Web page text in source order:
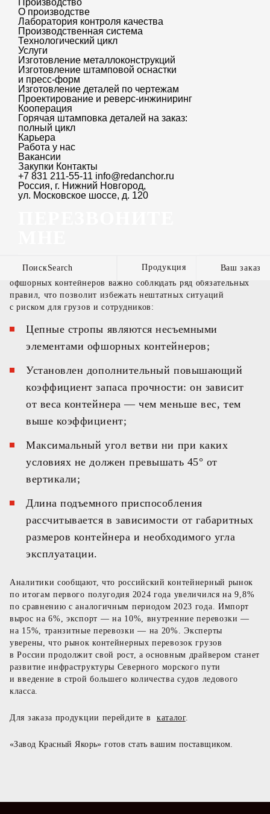
Производство
О производстве
Лаборатория контроля качества
Производственная система
Технологический цикл
Услуги
Изготовление металлоконструкций
Изготовление штамповой оснастки
и пресс-форм
Изготовление деталей по чертежам
Проектирование и реверс-инжиниринг
Кооперация
Горячая штамповка деталей на заказ:
полный цикл
Карьера
Работа у нас
Вакансии
Закупки Контакты
+7 831 211-55-11 info@redanchor.ru
Россия, г. Нижний Новгород,
ул. Московское шоссе, д. 120
Search Продукция
Якорные цепи
и комплектующие
Ваш заказ
заказчиков:
2-ветвевое — работает в паре с идентичным
изделием в качестве 4-ветвевого подъемного
приспособления;
4-ветвевое— используется только как
самостоятельное подъемное приспособление
на любых офшорных контейнерах
и оборудовании, требующем перетарки
в море;
4-ветвевое с центральной ветвью —
используется только как самостоятельное
Кроме этого, при эксплуатации цепных стропов для
офшорных контейнеров важно соблюдать ряд обязательных
правил, что позволит избежать нештатных ситуаций
с риском для грузов и сотрудников:
Цепные стропы являются несъемными
элементами офшорных контейнеров;
Установлен дополнительный повышающий
коэффициент запаса прочности: он зависит
от веса контейнера — чем меньше вес, тем
выше коэффициент;
Максимальный угол ветви ни при каких
условиях не должен превышать 45° от
вертикали;
Длина подъемного приспособления
рассчитывается в зависимости от габаритных
размеров контейнера и необходимого угла
эксплуатации.
Аналитики сообщают, что российский контейнерный рынок
по итогам первого полугодия 2024 года увеличился на 9,8%
по сравнению с аналогичным периодом 2023 года. Импорт
вырос на 6%, экспорт — на 10%, внутренние перевозки —
на 15%, транзитные перевозки — на 20%. Эксперты
уверены, что рынок контейнерных перевозок грузов
в России продолжит свой рост, а основным драйвером станет
развитие инфраструктуры Северного морского пути
и введение в строй большего количества судов ледового
класса.
Для заказа продукции перейдите в каталог.
«Завод Красный Якорь» готов стать вашим поставщиком.